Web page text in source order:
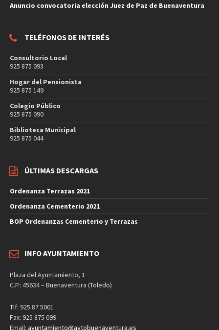
Anuncio convocatoria elección Juez de Paz de Buenaventura
TELÉFONOS DE INTERÉS
Consultorio Local
925 875 093
Hogar del Pensionista
925 875 149
Colegio Público
925 875 090
Biblioteca Municipal
925 875 044
ÚLTIMAS DESCARGAS
Ordenanza Terrazas 2021
Ordenanza Cementerio 2021
BOP Ordenanzas Cementerio y Terrazas
INFO AYUNTAMIENTO
Plaza del Ayuntamiento, 1
C.P.: 45634 – Buenaventura (Toledo)
Tlf: 925 87 5001
Fax: 925 875 099
Email: ayuntamiento@aytobuenaventura.es